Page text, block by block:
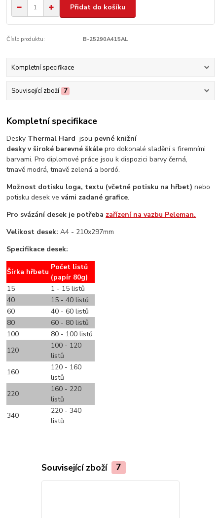
Přidat do košíku
Číslo produktu: B-25290A415AL
Kompletní specifikace
Související zboží 7
Kompletní specifikace
Desky Thermal Hard jsou pevné knižní
desky v široké barevné škále pro dokonalé sladění s firemními
barvami. Pro diplomové práce jsou k dispozici barvy černá,
tmavě modrá, tmavě zelená a bordó.
Možnost dotisku loga, textu (včetně potisku na hřbet) nebo
potisku desek vevámi zadané grafice.
Pro svázání desek je potřeba zařízení na vazbu Peleman.
Velikost desek: A4 - 210x297mm
Specifikace desek:
Šírka hřbetu
Počet listů
(papír 80g)
15
1 - 15 listů
40
15 - 40 listů
60
40 - 60 listů
80
60 - 80 listů
100
80 - 100 listů
120
100 - 120
listů
160
120 - 160
listů
220
160 - 220
listů
340
220 - 340
listů
Související zboží 7